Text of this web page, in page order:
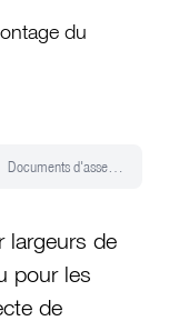
du
Documents d'assemblage
largeurs de
pour les
de